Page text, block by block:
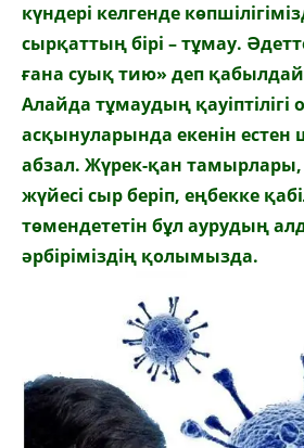
күндері келгенде
сырқаттың бірі – тұмау.
ғана суық тию» деп
Алайда тұмаудың қауіптілігі
асқынуларында екенін
абзал. Жүрек-қан
жүйесі сыр беріп, еңбекке
төмендететін бұл аурудың
әрбіріміздің қолымызда.